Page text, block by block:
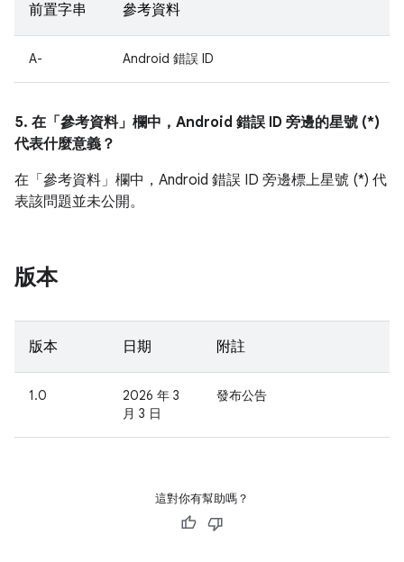
前置字串 參考資料
A- Android 錯誤 ID
5. 在「參考資料」 欄中，Android 錯誤 ID 旁邊的星號 (*)
代表什麼意義？
在「參考資料」欄中，Android 錯誤 ID 旁邊標上星號 (*) 代
表該問題並未公開。
版本
版本 日期 附註
1.0
2026 年 3
月 3 日
發布公告
這對你有幫助嗎？